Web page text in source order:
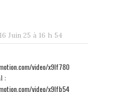
Juin 25 à 16 h 54
video/x9lf780
:
video/x9lfb54